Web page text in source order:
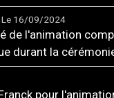
Le 16/09/2024
de l'animation
durant la
pour